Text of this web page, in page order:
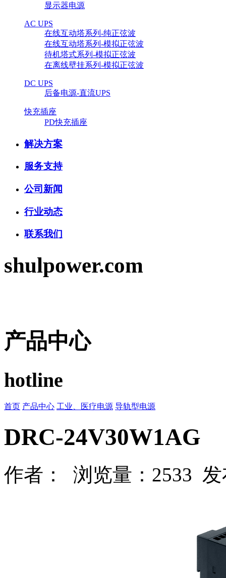
显示器电源
AC UPS
在线互动塔系列-纯正弦波
在线互动塔系列-模拟正弦波
待机塔式系列-模拟正弦波
在离线壁挂系列-模拟正弦波
DC UPS
后备电源-直流UPS
快充插座
PD快充插座
解决方案
服务支持
公司新闻
行业动态
联系我们
shulpower.com
产品中心
hotline
首页 产品中心 工业、医疗电源 导轨型电源
DRC-24V30W1AG
作者： 浏览量：2533